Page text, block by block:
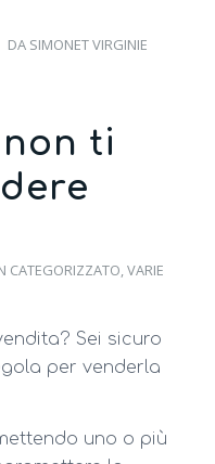
DA SIMONET VIRGINIE
ti
CATEGORIZZATO,VARIE
Sei sicuro
per venderla
uno o più